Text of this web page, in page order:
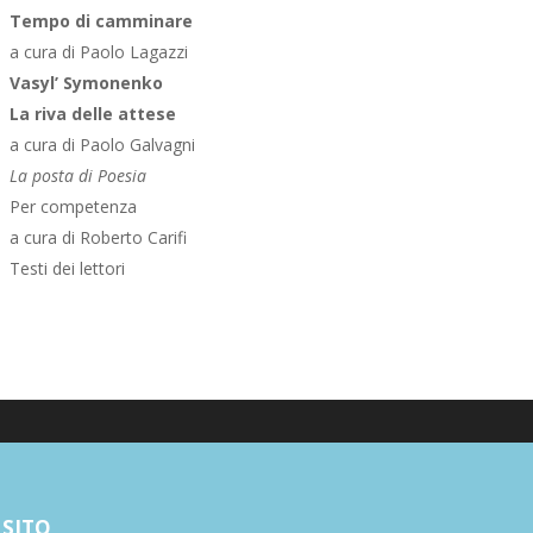
Tempo di camminare
a cura di Paolo Lagazzi
Vasyl’ Symonenko
La riva delle attese
a cura di Paolo Galvagni
La posta di Poesia
Per competenza
a cura di Roberto Carifi
Testi dei lettori